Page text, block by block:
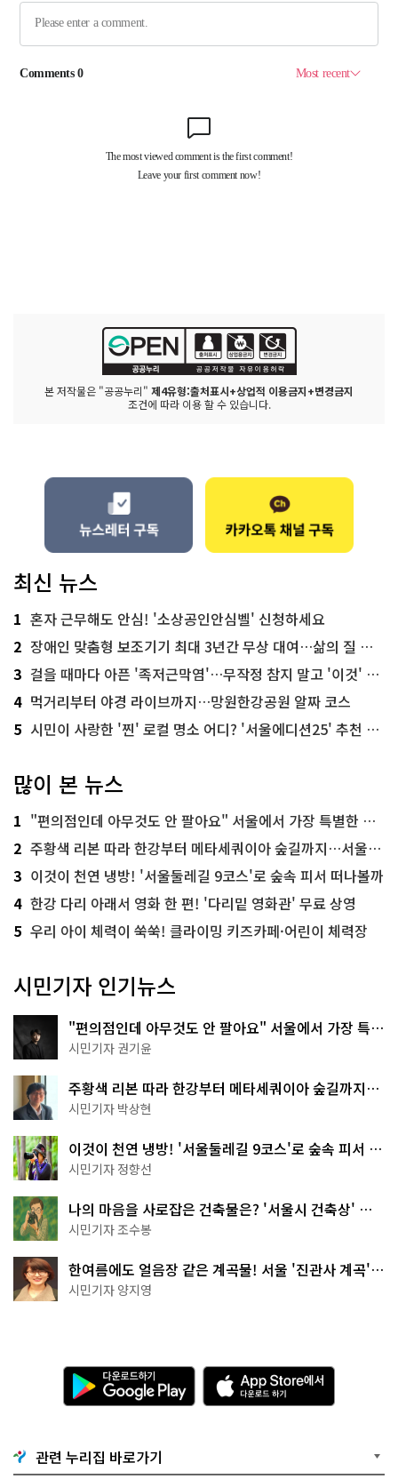
본 저작물은 "공공누리" 제4유형:출처표시+상업적 이용금지+변경금지
조건에 따라 이용 할 수 있습니다.
최신 뉴스
1 혼자 근무해도 안심! '소상공인안심벨' 신청하세요
2 장애인 맞춤형 보조기기 최대 3년간 무상 대여…삶의 질 높인다
3 걸을 때마다 아픈 '족저근막염'…무작정 참지 말고 '이것' 해보세요!
4 먹거리부터 야경 라이브까지…망원한강공원 알짜 코스
5 시민이 사랑한 '찐' 로컬 명소 어디? '서울에디션25' 추천 코스
많이 본 뉴스
1 "편의점인데 아무것도 안 팔아요" 서울에서 가장 특별한 편의점의 정체
2 주황색 리본 따라 한강부터 메타세쿼이아 숲길까지…서울둘레길 15코스
3 이것이 천연 냉방! '서울둘레길 9코스'로 숲속 피서 떠나볼까
4 한강 다리 아래서 영화 한 편! '다리밑 영화관' 무료 상영
5 우리 아이 체력이 쑥쑥! 클라이밍 키즈카페·어린이 체력장
시민기자 인기뉴스
"편의점인데 아무것도 안 팔아요" 서울에서 가장 특별
한 편의점의 정체
시민기자 권기윤
주황색 리본 따라 한강부터 메타세쿼이아 숲길까지…
서울둘레길 15코스
시민기자 박상현
이것이 천연 냉방! '서울둘레길 9코스'로 숲속 피서 떠
나볼까
시민기자 정향선
나의 마음을 사로잡은 건축물은? '서울시 건축상' 수
상작 공개!
시민기자 조수봉
한여름에도 얼음장 같은 계곡물! 서울 '진관사 계곡'이
천국이네~
시민기자 양지영
다
운
로
기
G
A
p
p
관련 누리집 바로가기